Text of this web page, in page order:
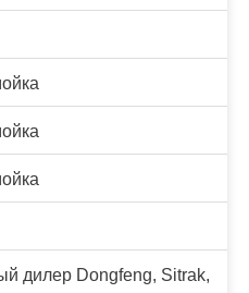
дилер Dongfeng, Sitrak,